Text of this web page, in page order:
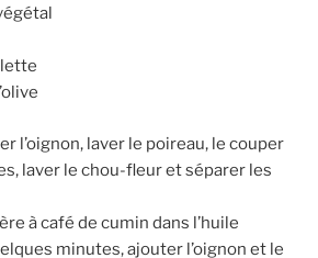
l’oignon, laver le poireau, le couper
laver le chou-fleur et séparer les
à café de cumin dans l’huile
minutes, ajouter l’oignon et le